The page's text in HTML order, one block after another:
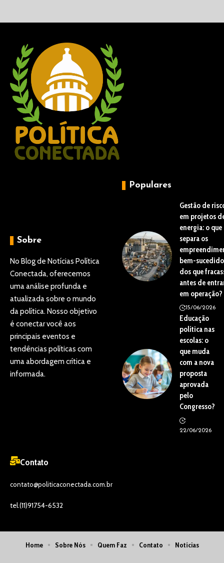
Sobre
No Blog de Notícias Política
Conectada, oferecemos
uma análise profunda e
atualizada sobre o mundo
da política. Nosso objetivo
é conectar você aos
principais eventos e
tendências políticas com
uma abordagem crítica e
informada.
Populares
Gestão de
em projetos
energia: o que
separa os
bem-
dos que
antes de
em operação?
15/06/2026
Educação
política nas
escolas: o
que muda
com a nova
proposta
aprovada
pelo
Congresso?
22/06/2026
Contato
contato@politicaconectada.com.br
tel.(11)91754-6532
Home Sobre Nós Quem Faz Contato Notícias